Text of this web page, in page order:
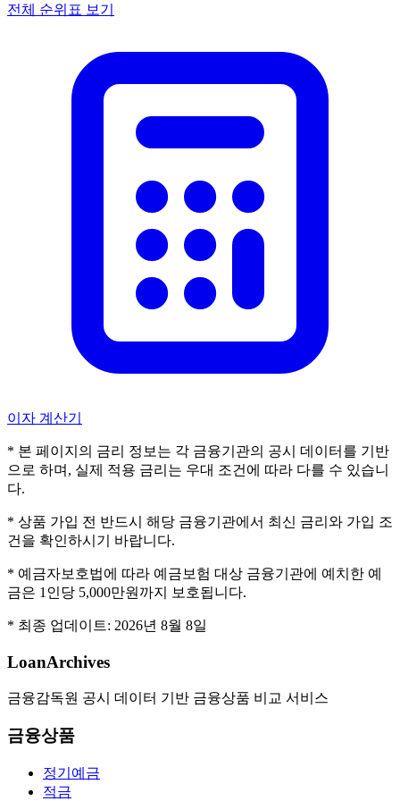
전체 순위표 보기
이자 계산기
* 본 페이지의 금리 정보는 각 금융기관의 공시 데이터를 기반
으로 하며, 실제 적용 금리는 우대 조건에 따라 다를 수 있습니
다.
* 상품 가입 전 반드시 해당 금융기관에서 최신 금리와 가입 조
건을 확인하시기 바랍니다.
* 예금자보호법에 따라 예금보험 대상 금융기관에 예치한 예
금은 1인당 5,000만원까지 보호됩니다.
* 최종 업데이트: 2026년 8월 8일
LoanArchives
금융감독원 공시 데이터 기반 금융상품 비교 서비스
금융상품
정기예금
적금